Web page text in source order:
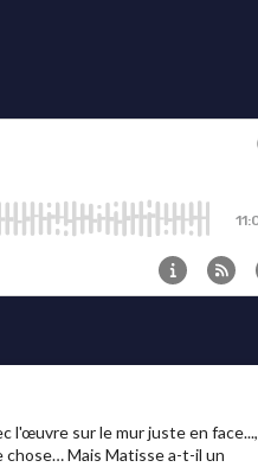
l'œuvre sur le mur juste en face...,
chose… Mais Matisse a-t-il un